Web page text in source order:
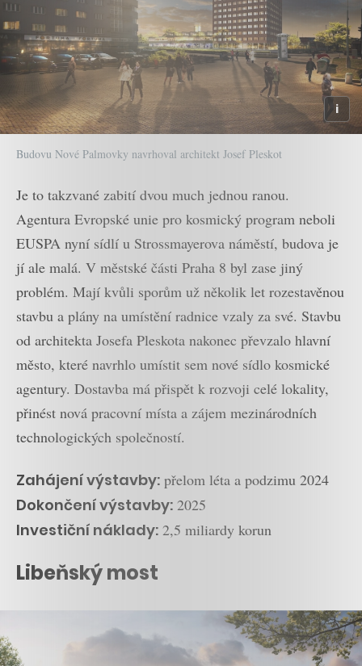
Budovu Nové Palmovky navrhoval architekt Josef Pleskot
Je to takzvané zabití dvou much jednou ranou.
Agentura Evropské unie pro kosmický program neboli
EUSPA nyní sídlí u Strossmayerova náměstí, budova je
jí ale malá. V městské části Praha 8 byl zase jiný
problém. Mají kvůli sporům už několik let rozestavěnou
stavbu a plány na umístění radnice vzaly za své. Stavbu
od architekta Josefa Pleskota nakonec převzalo hlavní
město, které navrhlo umístit sem nové sídlo kosmické
agentury. Dostavba má přispět k rozvoji celé lokality,
přinést nová pracovní místa a zájem mezinárodních
technologických společností.
Zahájení výstavby: přelom léta a podzimu 2024
Dokončení výstavby: 2025
Investiční náklady: 2,5 miliardy korun
Libeňský most